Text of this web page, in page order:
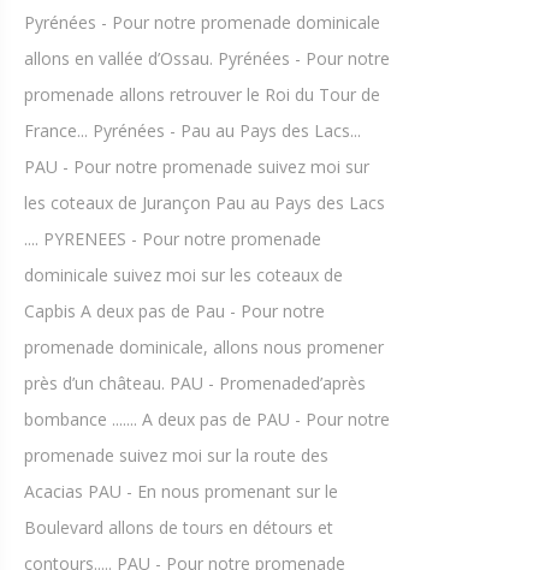
Pyrénées - Pour notre promenade dominicale
allons en vallée d’Ossau. Pyrénées - Pour notre
promenade allons retrouver le Roi du Tour de
France... Pyrénées - Pau au Pays des Lacs...
PAU - Pour notre promenade suivez moi sur
les coteaux de Jurançon Pau au Pays des Lacs
.... PYRENEES - Pour notre promenade
dominicale suivez moi sur les coteaux de
Capbis A deux pas de Pau - Pour notre
promenade dominicale, allons nous promener
près d’un château. PAU - Promenaded’après
bombance ....... A deux pas de PAU - Pour notre
promenade suivez moi sur la route des
Acacias PAU - En nous promenant sur le
Boulevard allons de tours en détours et
contours..... PAU - Pour notre promenade